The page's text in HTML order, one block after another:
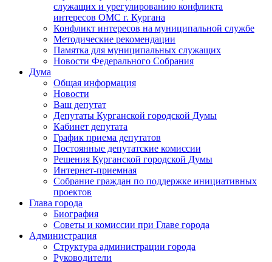
служащих и урегулированию конфликта
интересов ОМС г. Кургана
Конфликт интересов на муниципальной службе
Методические рекомендации
Памятка для муниципальных служащих
Новости Федерального Cобрания
Дума
Общая информация
Новости
Ваш депутат
Депутаты Курганской городской Думы
Кабинет депутата
График приема депутатов
Постоянные депутатские комиссии
Решения Курганской городской Думы
Интернет-приемная
Собрание граждан по поддержке инициативных
проектов
Глава города
Биография
Советы и комиссии при Главе города
Администрация
Структура администрации города
Руководители